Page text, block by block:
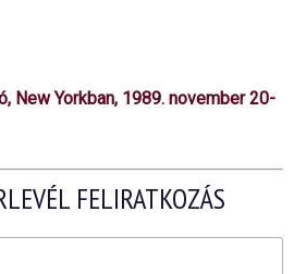
New Yorkban, 1989. november 20-
FELIRATKOZÁS